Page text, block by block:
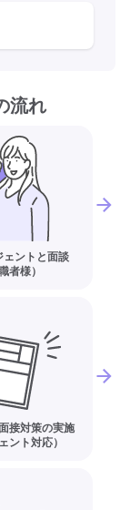
流れ
ェントと面談
者様）
接対策の実施
ント対応）